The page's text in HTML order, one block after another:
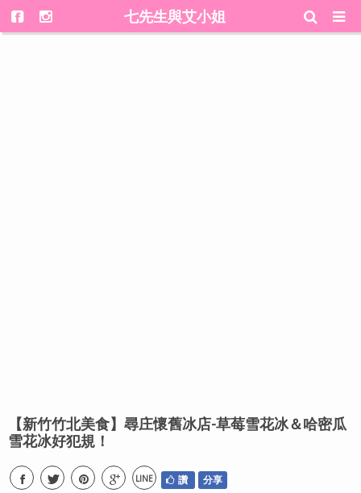
七先生與艾小姐
【新竹竹北美食】尋庄懷舊冰店-草莓雪花冰＆哈密瓜
雪花冰好犯規！
LINE 讚 分享